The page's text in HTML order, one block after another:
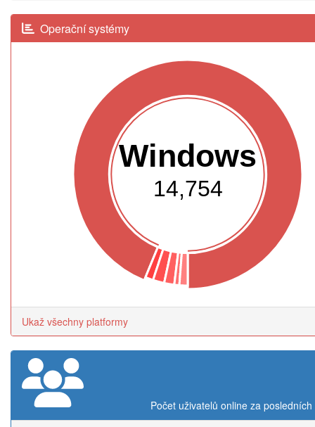
Operační systémy
Windows
14,754
Ukaž všechny platformy
Počet uživatelů online za